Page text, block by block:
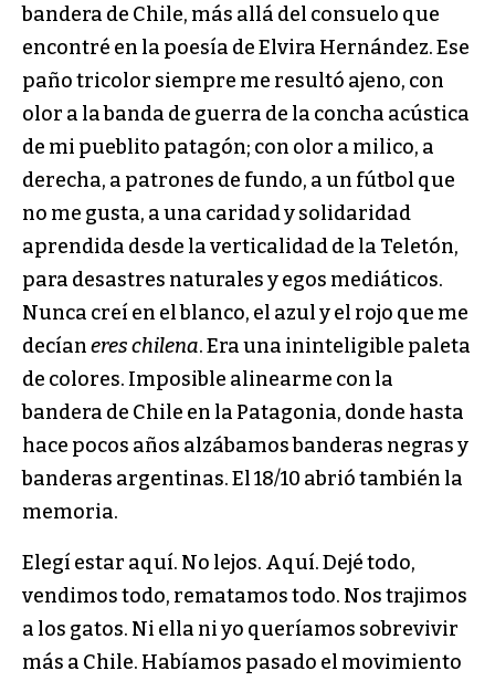
bandera de Chile, más allá del consuelo que
encontré en la poesía de Elvira Hernández. Ese
paño tricolor siempre me resultó ajeno, con
olor a la banda de guerra de la concha acústica
de mi pueblito patagón; con olor a milico, a
derecha, a patrones de fundo, a un fútbol que
no me gusta, a una caridad y solidaridad
aprendida desde la verticalidad de la Teletón,
para desastres naturales y egos mediáticos.
Nunca creí en el blanco, el azul y el rojo que me
decíaneres chilena. Era una ininteligible paleta
de colores. Imposible alinearme con la
bandera de Chile en la Patagonia, donde hasta
hace pocos años alzábamos banderas negras y
banderas argentinas. El 18/10 abrió también la
memoria.
Elegí estar aquí. No lejos. Aquí. Dejé todo,
vendimos todo, rematamos todo. Nos trajimos
a los gatos. Ni ella ni yo queríamos sobrevivir
más a Chile. Habíamos pasado el movimiento